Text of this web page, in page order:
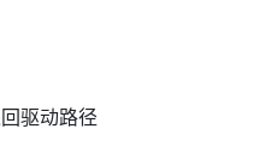
驱动路径